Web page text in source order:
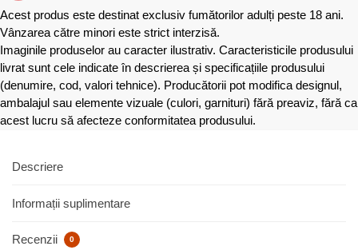
Acest produs este destinat exclusiv fumătorilor adulți peste 18 ani.
Vânzarea către minori este strict interzisă.
Imaginile produselor au caracter ilustrativ. Caracteristicile produsului
livrat sunt cele indicate în descrierea și specificațiile produsului
(denumire, cod, valori tehnice). Producătorii pot modifica designul,
ambalajul sau elemente vizuale (culori, garnituri) fără preaviz, fără ca
acest lucru să afecteze conformitatea produsului.
Descriere
Informații suplimentare
Recenzii 0